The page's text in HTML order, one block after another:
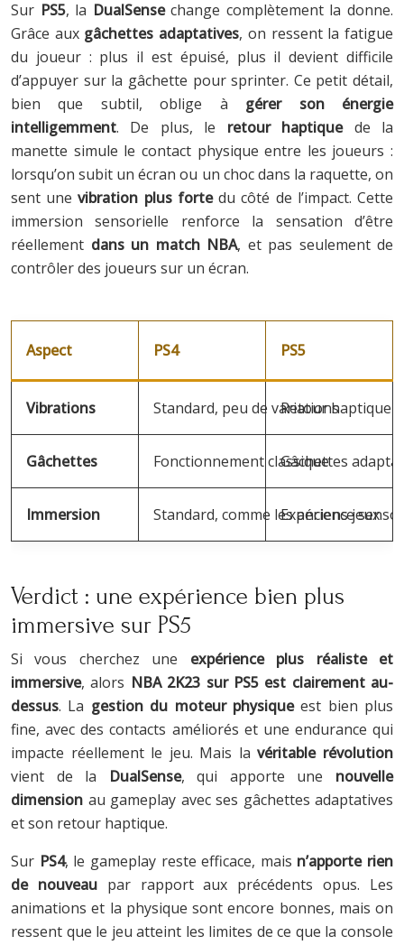
Sur PS5, la DualSensechange complètement la donne.
Grâce aux gâchettes adaptatives, on ressent la fatigue
du joueur : plus il est épuisé, plus il devient difficile
d’appuyer sur la gâchette pour sprinter. Ce petit détail,
bien que subtil, oblige à gérer son énergie
intelligemment. De plus, le retour haptiquede la
manette simule le contact physique entre les joueurs :
lorsqu’on subit un écran ou un choc dans la raquette, on
sent unevibration plus fortedu côté de l’impact. Cette
immersion sensorielle renforce la sensation d’être
réellement dans un match NBA, et pas seulement de
contrôler des joueurs sur un écran.
Aspect PS4 PS5
Vibrations Standard, peu de variations
Retour haptique
Gâchettes Fonctionnement classique
Gâchettes
Immersion Standard, comme les anciens jeux
Expérience
Verdict : une expérience bien plus
immersive sur PS5
Si vous cherchez une expérience plus réaliste et
immersive, alors NBA 2K23 sur PS5 est clairement au-
dessus. La gestion du moteur physiqueest bien plus
fine, avec des contacts améliorés et une endurance qui
impacte réellement le jeu. Mais lavéritable révolution
vient de la
DualSense, qui apporte une nouvelle
dimension au gameplay avec ses gâchettes adaptatives
et son retour haptique.
Sur PS4, le gameplay reste efficace, mais n’apporte rien
de nouveaupar rapport aux précédents opus. Les
animations et la physique sont encore bonnes, mais on
ressent que le jeu atteint les limites de ce que la console